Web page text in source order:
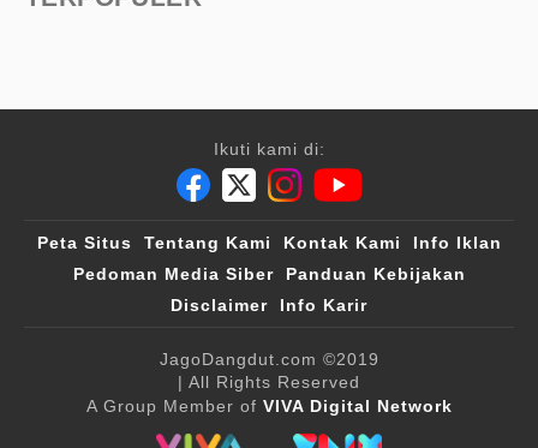
Ikuti kami di:
Peta Situs Tentang Kami Kontak Kami
Info Iklan
Pedoman Media Siber
Panduan Kebijakan
Disclaimer
Info Karir
JagoDangdut.com ©2019
| All Rights Reserved
A Group Member of VIVA Digital Network